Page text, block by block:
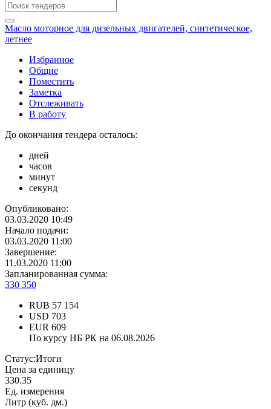
Масло моторное для дизельных двигателей, синтетическое,
летнее
Избранное
Общие
Поместить
Заметка
Отслеживать
В работу
До окончания тендера осталось:
дней
часов
минут
секунд
Опубликовано:
03.03.2020 10:49
Начало подачи:
03.03.2020 11:00
Завершение:
11.03.2020 11:00
Запланированная сумма:
330 350
RUB 57 154
USD 703
EUR 609
По курсу НБ РК на 06.08.2026
Статус:Итоги
Цена за единицу
330.35
Ед. измерения
Литр (куб. дм.)